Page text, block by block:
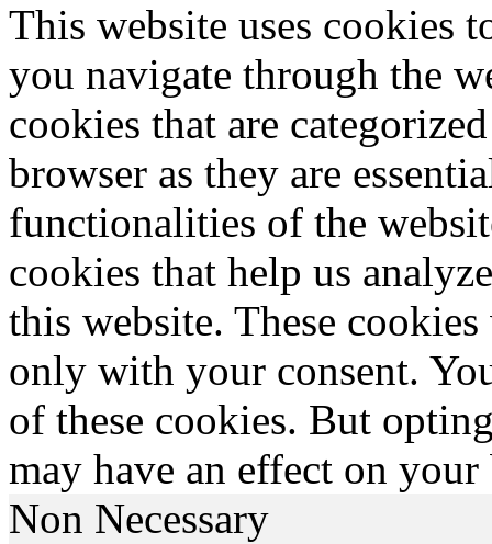
This website uses cookies
you navigate through the
cookies that are
browser as they are
functionalities of the
cookies that help us
this website. These
only with your consent.
of these cookies. But
may have an effect on
Non Necessary